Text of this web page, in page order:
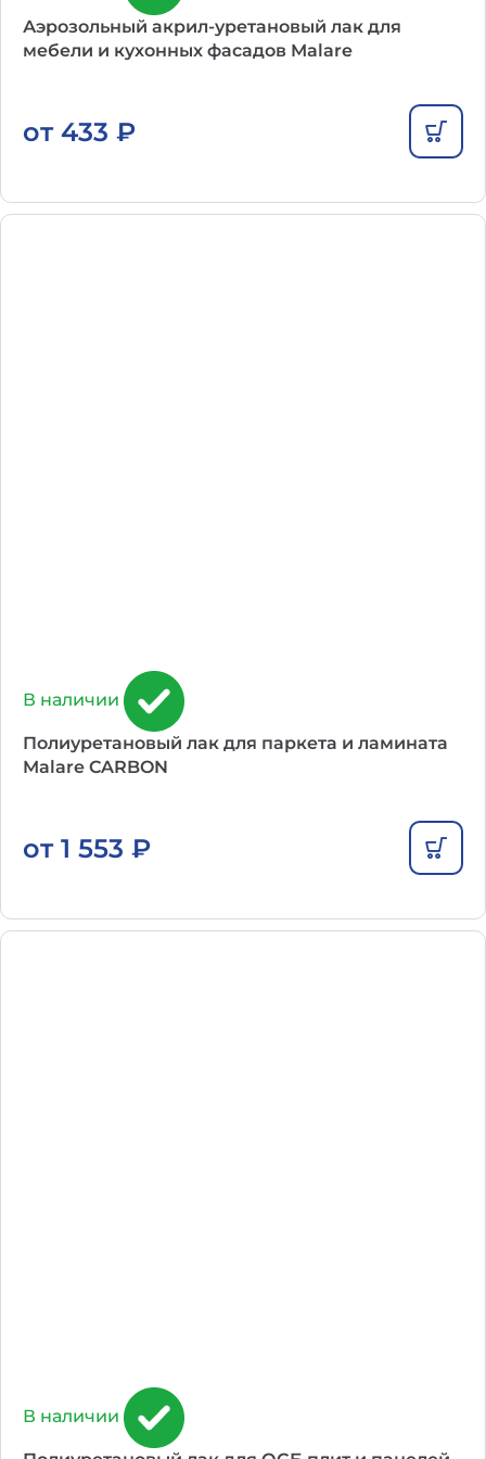
Аэрозольный акрил-уретановый лак для
мебели и кухонных фасадов Malare
от 433 ₽
В наличии
Полиуретановый лак для паркета и ламината
Malare CARBON
от 1 553 ₽
В наличии